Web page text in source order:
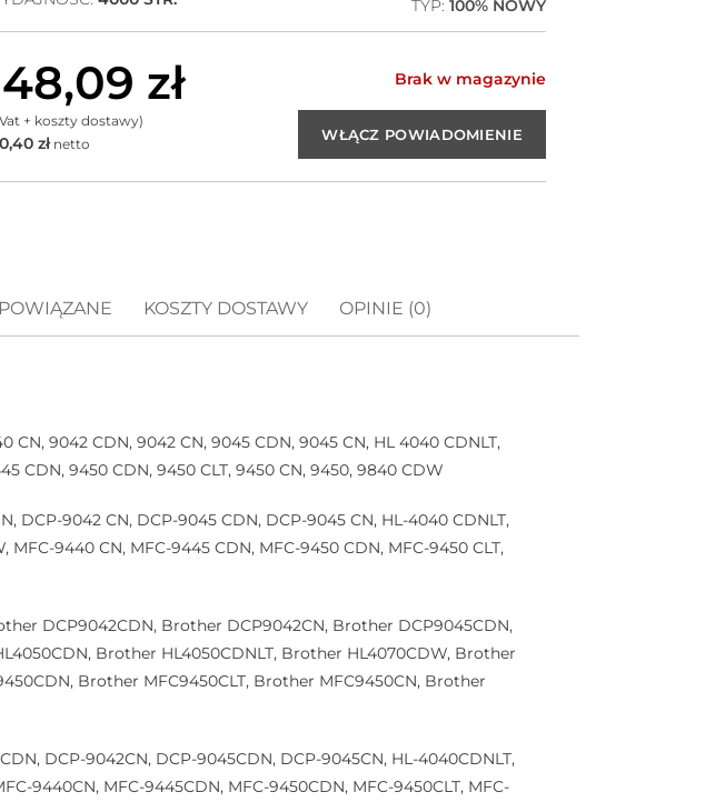
TYP: 100% NOWY
zł
+ koszty dostawy)
złnetto
Brak w magazynie
KOSZTY DOSTAWY OPINIE (0)
9042 CDN, 9042 CN, 9045 CDN, 9045 CN, HL 4040 CDNLT,
CDN, 9450 CDN, 9450 CLT, 9450 CN, 9450, 9840 CDW
DCP-9042 CN, DCP-9045 CDN, DCP-9045 CN, HL-4040 CDNLT,
9440 CN, MFC-9445 CDN, MFC-9450 CDN, MFC-9450 CLT,
DCP9042CDN, Brother DCP9042CN, Brother DCP9045CDN,
Brother HL4050CDNLT, Brother HL4070CDW, Brother
Brother MFC9450CLT, Brother MFC9450CN, Brother
DCP-9042CN, DCP-9045CDN, DCP-9045CN, HL-4040CDNLT,
9440CN, MFC-9445CDN, MFC-9450CDN, MFC-9450CLT, MFC-